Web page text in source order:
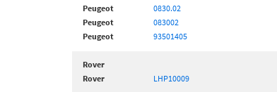
Peugeot
0830.02
Peugeot
083002
Peugeot
93501405
Rover
Rover
LHP10009